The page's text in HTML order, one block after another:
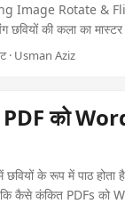
Image Rotate &
छवियों की कला का
से क्षैतिज, ऊर्ध्वाधर और
· Usman Aziz
को
छवियों के रूप में पाठ होता
कैसे कंकित PDFs को